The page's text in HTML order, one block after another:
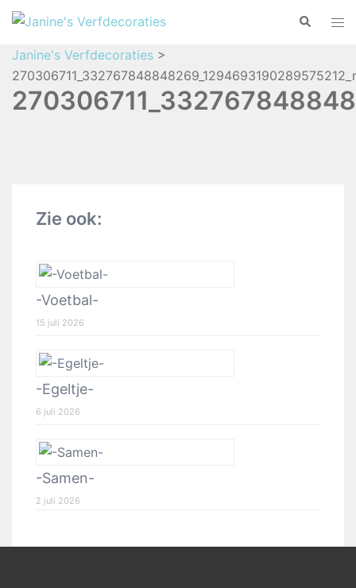
Janine's Verfdecoraties >
Zie ook:
-Voetbal-
15 juli 2026
-Egeltje-
6 juli 2026
-Samen-
2 juli 2026